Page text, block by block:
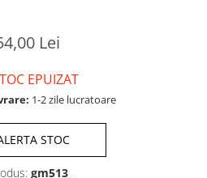
Lei
EPUIZAT
1-2 zile lucratoare
STOC
gm513_